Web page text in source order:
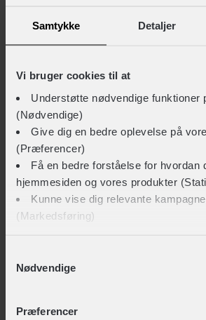
Samtykke Detaljer
Vi bruger cookies til at
Understøtte nødvendige funktioner
(Nødvendige)
Give dig en bedre oplevelse på
(Præferencer)
Få en bedre forståelse for hvordan
hjemmesiden og vores produkter
Kunne vise dig relevante
(Markedsføring)
cookies til alle disse formål. Du kan
formål. Vælg formål og ‘Gem
Nødvendige
Præferencer